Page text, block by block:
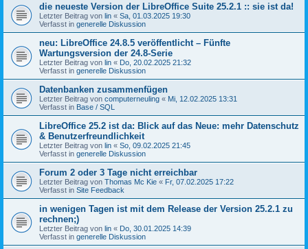
die neueste Version der LibreOffice Suite 25.2.1 :: sie ist da!
Letzter Beitrag von lin « Sa, 01.03.2025 19:30
Verfasst in generelle Diskussion
neu: LibreOffice 24.8.5 veröffentlicht – Fünfte
Wartungsversion der 24.8-Serie
Letzter Beitrag von lin « Do, 20.02.2025 21:32
Verfasst in generelle Diskussion
Datenbanken zusammenfügen
Letzter Beitrag von computerneuling « Mi, 12.02.2025 13:31
Verfasst in Base / SQL
LibreOffice 25.2 ist da: Blick auf das Neue: mehr Datenschutz
& Benutzerfreundlichkeit
Letzter Beitrag von lin « So, 09.02.2025 21:45
Verfasst in generelle Diskussion
Forum 2 oder 3 Tage nicht erreichbar
Letzter Beitrag von Thomas Mc Kie « Fr, 07.02.2025 17:22
Verfasst in Site Feedback
in wenigen Tagen ist mit dem Release der Version 25.2.1 zu
rechnen;)
Letzter Beitrag von lin « Do, 30.01.2025 14:39
Verfasst in generelle Diskussion